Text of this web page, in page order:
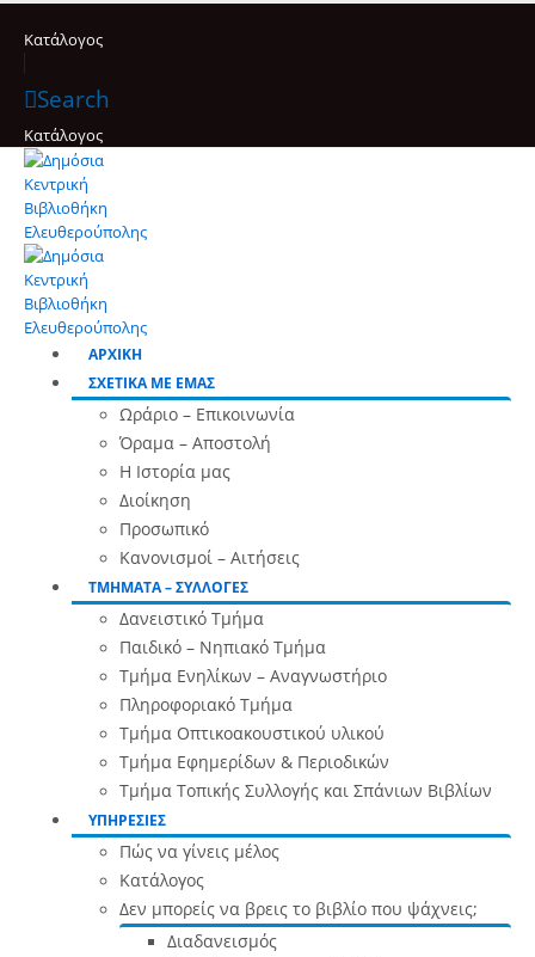
Κατάλογος
Search
Κατάλογος
ΑΡΧΙΚΗ
ΣΧΕΤΙΚΑ ΜΕ ΕΜΑΣ
Ωράριο – Επικοινωνία
Όραμα – Αποστολή
Η Ιστορία μας
Διοίκηση
Προσωπικό
Κανονισμοί – Αιτήσεις
ΤΜΗΜΑΤΑ – ΣΥΛΛΟΓΕΣ
Δανειστικό Τμήμα
Παιδικό – Νηπιακό Τμήμα
Τμήμα Ενηλίκων – Αναγνωστήριο
Πληροφοριακό Τμήμα
Τμήμα Οπτικοακουστικού υλικού
Τμήμα Εφημερίδων & Περιοδικών
Τμήμα Τοπικής Συλλογής και Σπάνιων Βιβλίων
ΥΠΗΡΕΣΙΕΣ
Πώς να γίνεις μέλος
Κατάλογος
Δεν μπορείς να βρεις το βιβλίο που ψάχνεις;
Διαδανεισμός